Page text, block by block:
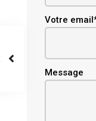
Votre
Message